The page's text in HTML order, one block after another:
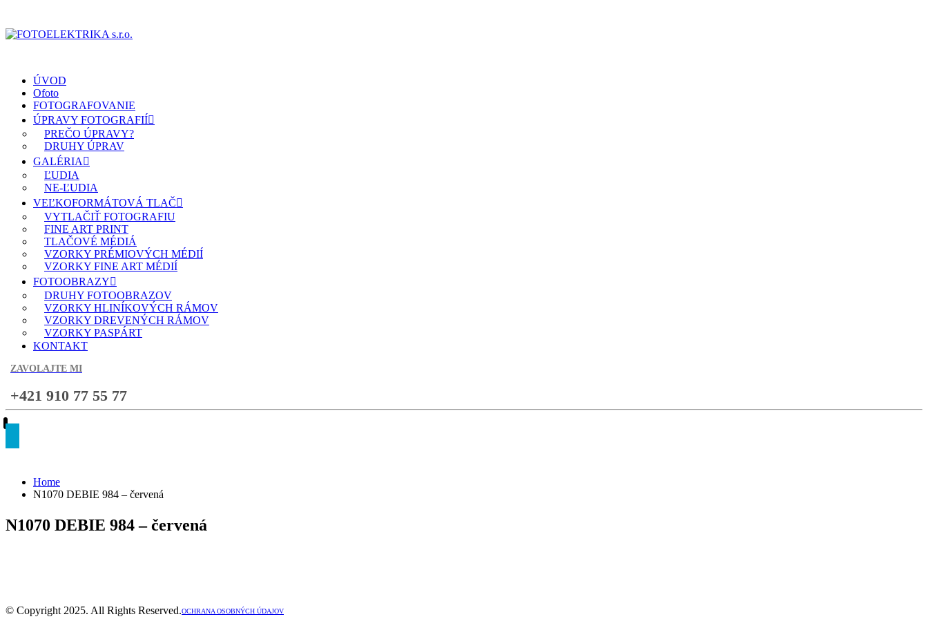
ÚVOD
Ofoto
FOTOGRAFOVANIE
ÚPRAVY FOTOGRAFIÍ
PREČO ÚPRAVY?
DRUHY ÚPRAV
GALÉRIA
ĽUDIA
NE-ĽUDIA
VEĽKOFORMÁTOVÁ TLAČ
VYTLAČIŤ FOTOGRAFIU
FINE ART PRINT
TLAČOVÉ MÉDIÁ
VZORKY PRÉMIOVÝCH MÉDIÍ
VZORKY FINE ART MÉDIÍ
FOTOOBRAZY
DRUHY FOTOOBRAZOV
VZORKY HLINÍKOVÝCH RÁMOV
VZORKY DREVENÝCH RÁMOV
VZORKY PASPÁRT
KONTAKT
ZAVOLAJTE MI
+421 910 77 55 77
Home
N1070 DEBIE 984 – červená
N1070 DEBIE 984 – červená
© Copyright 2025. All Rights Reserved.OCHRANA OSOBNÝCH ÚDAJOV